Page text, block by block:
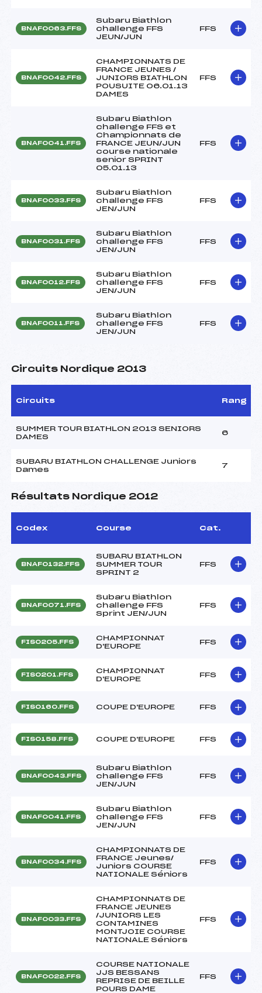
BNAF0063.FFS
Subaru Biathlon
challenge FFS
JEUN/JUN
FFS
BNAF0042.FFS
CHAMPIONNATS DE
FRANCE JEUNES /
JUNIORS BIATHLON
POUSUITE 06.01.13
DAMES
FFS
BNAF0041.FFS
Subaru Biathlon
challenge FFS et
Championnats de
FRANCE JEUN/JUN
course nationale
senior SPRINT
05.01.13
FFS
BNAF0033.FFS
Subaru Biathlon
challenge FFS
JEN/JUN
FFS
BNAF0031.FFS
Subaru Biathlon
challenge FFS
JEN/JUN
FFS
BNAF0012.FFS
Subaru Biathlon
challenge FFS
JEN/JUN
FFS
BNAF0011.FFS
Subaru Biathlon
challenge FFS
JEN/JUN
FFS
Circuits Nordique 2013
Circuits Rang
SUMMER TOUR BIATHLON 2013 SENIORS
DAMES
6
SUBARU BIATHLON CHALLENGE Juniors
Dames
7
Résultats Nordique 2012
Codex Course Cat.
BNAF0132.FFS
SUBARU BIATHLON
SUMMER TOUR
SPRINT 2
FFS
BNAF0071.FFS
Subaru Biathlon
challenge FFS
Sprint JEN/JUN
FFS
FIS0205.FFS
CHAMPIONNAT
D'EUROPE
FFS
FIS0201.FFS
CHAMPIONNAT
D'EUROPE
FFS
FIS0160.FFS COUPE D'EUROPE FFS
FIS0158.FFS COUPE D'EUROPE FFS
BNAF0043.FFS
Subaru Biathlon
challenge FFS
JEN/JUN
FFS
BNAF0041.FFS
Subaru Biathlon
challenge FFS
JEN/JUN
FFS
BNAF0034.FFS
CHAMPIONNATS DE
FRANCE Jeunes/
Juniors COURSE
NATIONALE Séniors
FFS
BNAF0033.FFS
CHAMPIONNATS DE
FRANCE JEUNES
/JUNIORS LES
CONTAMINES
MONTJOIE COURSE
NATIONALE Séniors
FFS
BNAF0022.FFS
COURSE NATIONALE
JJS BESSANS
REPRISE DE BEILLE
POURS DAME
FFS